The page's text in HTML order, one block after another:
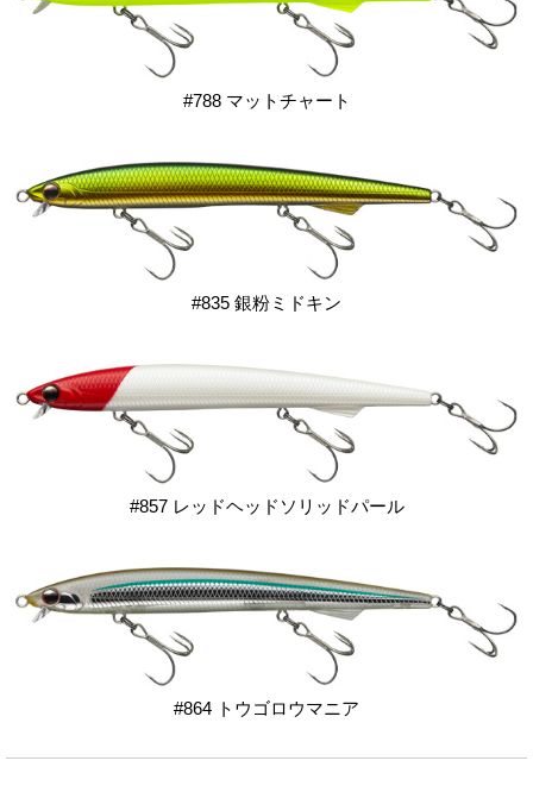
#788 マットチャート
#835 銀粉ミドキン
#857 レッドヘッドソリッドパール
#864 トウゴロウマニア